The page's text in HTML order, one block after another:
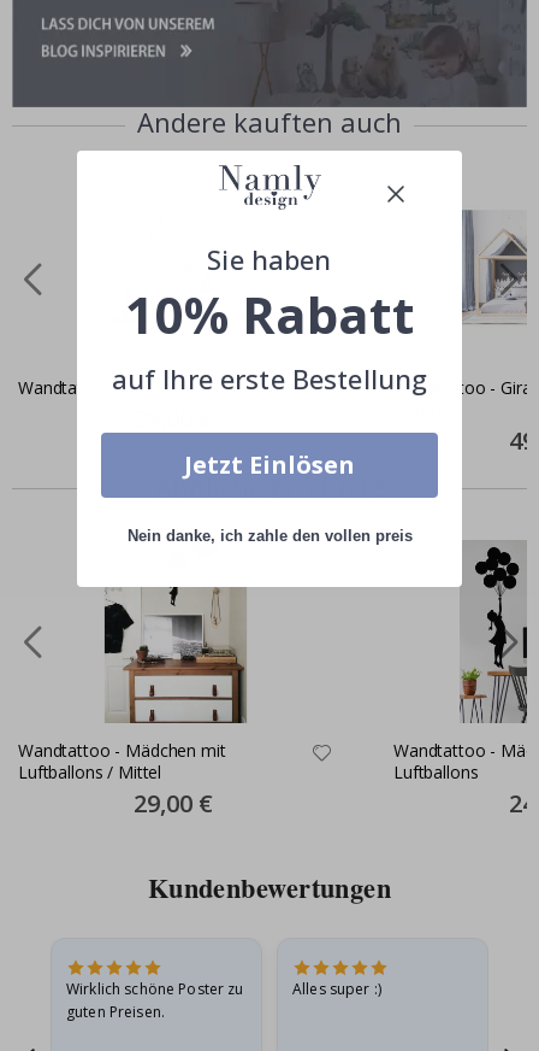
Andere kauften auch
Wandtattoo - Prinzessin und Einhorn
Wandtattoo -
Ähnliche produkte
Wandtattoo - Mädchen mit
Luftballons / Mittel
Special
Price
29,00 €
Wandtattoo -
Luftballons
Kundenbewertungen
Wirklich schöne Poster zu
guten Preisen.
Alles super :)
Sie haben
10% Rabatt
auf Ihre erste Bestellung
Jetzt Einlösen
Nein danke, ich zahle den vollen preis